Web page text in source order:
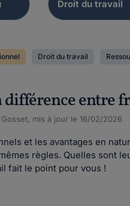
Droit du travail
différence entre
mis à jour le 16/02/2026
et les avantages en
règles. Quelles sont
fait le point pour vous !